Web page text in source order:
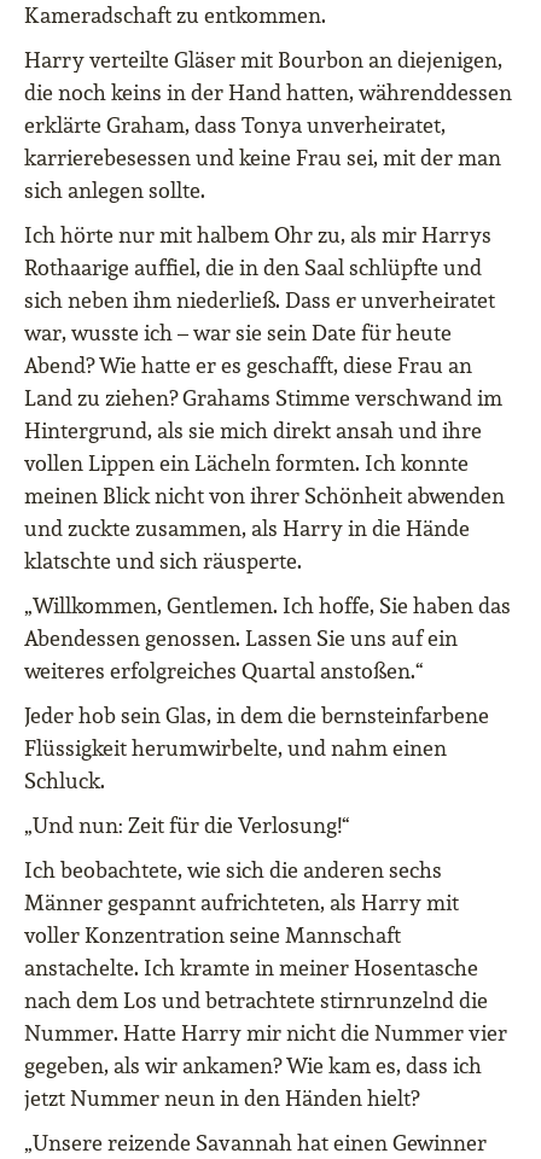
Kameradschaft zu entkommen.
Harry verteilte Gläser mit Bourbon an diejenigen,
die noch keins in der Hand hatten, währenddessen
erklärte Graham, dass Tonya unverheiratet,
karrierebesessen und keine Frau sei, mit der man
sich anlegen sollte.
Ich hörte nur mit halbem Ohr zu, als mir Harrys
Rothaarige auffiel, die in den Saal schlüpfte und
sich neben ihm niederließ. Dass er unverheiratet
war, wusste ich – war sie sein Date für heute
Abend? Wie hatte er es geschafft, diese Frau an
Land zu ziehen? Grahams Stimme verschwand im
Hintergrund, als sie mich direkt ansah und ihre
vollen Lippen ein Lächeln formten. Ich konnte
meinen Blick nicht von ihrer Schönheit abwenden
und zuckte zusammen, als Harry in die Hände
klatschte und sich räusperte.
„Willkommen, Gentlemen. Ich hoffe, Sie haben das
Abendessen genossen. Lassen Sie uns auf ein
weiteres erfolgreiches Quartal anstoßen.“
Jeder hob sein Glas, in dem die bernsteinfarbene
Flüssigkeit herumwirbelte, und nahm einen
Schluck.
„Und nun: Zeit für die Verlosung!“
Ich beobachtete, wie sich die anderen sechs
Männer gespannt aufrichteten, als Harry mit
voller Konzentration seine Mannschaft
anstachelte. Ich kramte in meiner Hosentasche
nach dem Los und betrachtete stirnrunzelnd die
Nummer. Hatte Harry mir nicht die Nummer vier
gegeben, als wir ankamen? Wie kam es, dass ich
jetzt Nummer neun in den Händen hielt?
„Unsere reizende Savannah hat einen Gewinner